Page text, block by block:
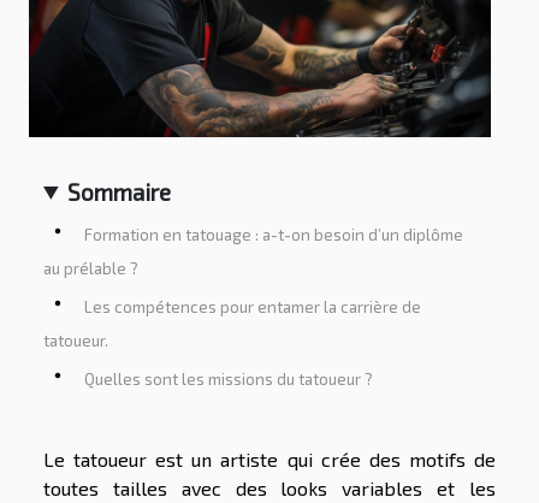
Sommaire
Formation en tatouage : a-t-on besoin d’un diplôme
au prélable ?
Les compétences pour entamer la carrière de
tatoueur.
Quelles sont les missions du tatoueur ?
Le tatoueur est un artiste qui crée des motifs de
toutes tailles avec des looks variables et les